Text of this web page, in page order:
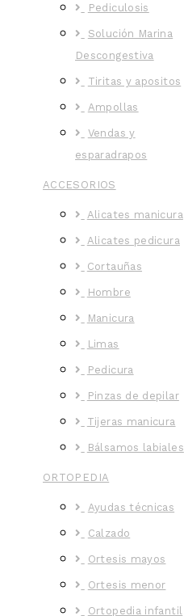
Pediculosis
Solución Marina
Descongestiva
Tiritas y apositos
Ampollas
Vendas y
esparadrapos
ACCESORIOS
Alicates manicura
Alicates pedicura
Cortauñas
Hombre
Manicura
Limas
Pedicura
Pinzas de depilar
Tijeras manicura
Bálsamos labiales
ORTOPEDIA
Ayudas técnicas
Calzado
Ortesis mayos
Ortesis menor
Ortopedia infantil